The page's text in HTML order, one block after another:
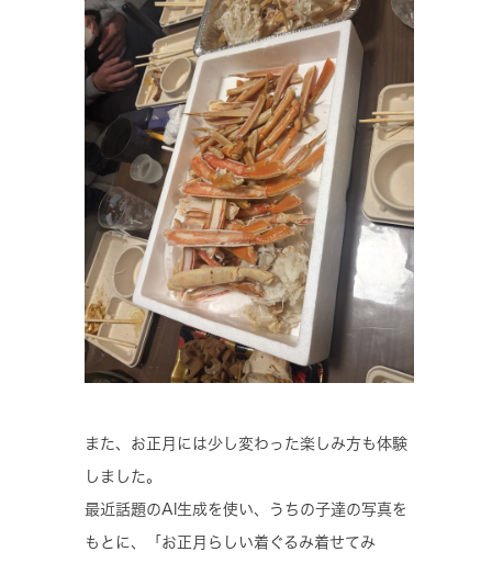
また、お正月には少し変わった楽しみ方も体験
しました。
最近話題のAI生成を使い、うちの子達の写真を
もとに、「お正月らしい着ぐるみ着せてみ